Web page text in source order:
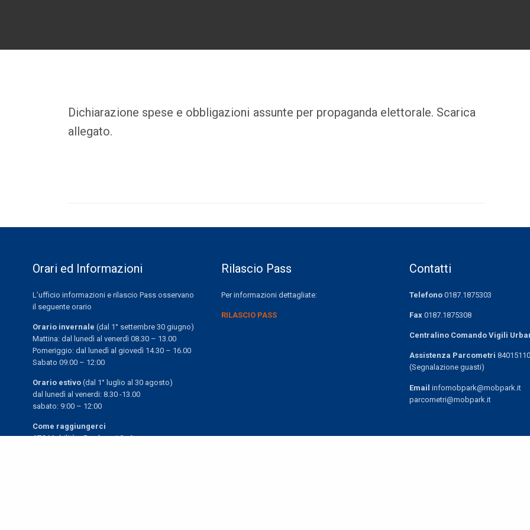
Dichiarazione spese e obbligazioni assunte per propaganda elettorale. Scarica
allegato.
Orari ed Informazioni
L’ufficio informazioni e rilascio Pass osservano
il seguente orario
Orario invernale(dal 1° settembre 30 giugno)
Mattina: dal lunedì al venerdì 08.30 – 13.00
Pomeriggio: dal lunedì al giovedì 14.30 – 16.00
Sabato 09.00 – 12:00
Orario estivo(dal 1° luglio al 30 agosto)
dal lunedì al venerdi: 8.30 -13.00
sabato: 9:00 – 12:00
Come raggiungerci
ATC Mobilità e Parcheggi SpA
Rilascio Pass
Per informazioni dettagliate:
RILASCIO PASS
Contatti
Telefono 0187.1875303
Fax 0187.1875308
Centralino Comando Vigili
Assistenza Parcometri
(Segnalazione guasti)
Email infomobpark@mobpark.it
parcometri@mobpark.it